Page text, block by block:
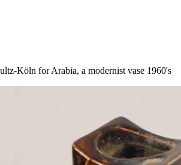
Köln for Arabia, a modernist vase 1960's